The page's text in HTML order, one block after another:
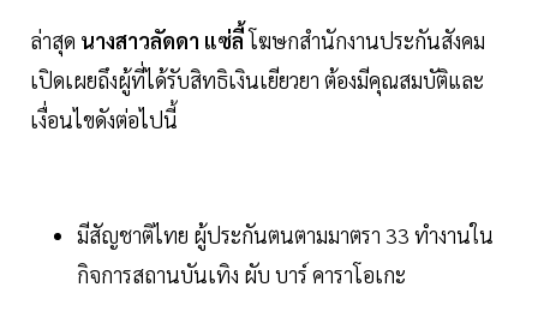
ล่าสุด นางสาวลัดดา แซ่ลี้โฆษกสำนักงานประกันสังคม
เปิดเผยถึงผู้ที่ได้รับสิทธิเงินเยียวยา ต้องมีคุณสมบัติและ
เงื่อนไขดังต่อไปนี้
มีสัญชาติไทย ผู้ประกันตนตามมาตรา 33 ทำงานใน
กิจการสถานบันเทิง ผับ บาร์ คาราโอเกะ